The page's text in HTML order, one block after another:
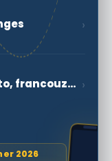
›
Pondicherry je malé město, francouzské koloniální dědictví ›
2026